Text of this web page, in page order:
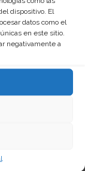
dispositivo. El
datos como el
en este sitio.
negativamente a
con
de cerezas...